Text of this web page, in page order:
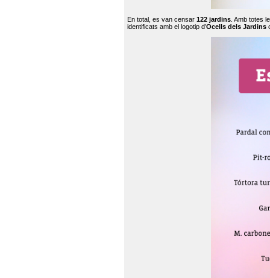
En total, es van censar 122 jardins . Amb totes
identificats amb el logotip d’Ocells dels Jardins